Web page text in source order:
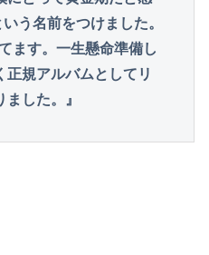
う名前をつけました。
ます。一生懸命準備し
規アルバムとしてリ
した。』